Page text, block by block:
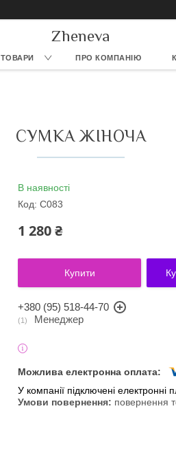
Zheneva
ТОВАРИ ПРО КОМПАНІЮ
СУМКА ЖІНОЧА
В наявності
Код: C083
1 280 ₴
Купити
+380 (95) 518-44-70
1 Менеджер
У компанії підключені
повернення